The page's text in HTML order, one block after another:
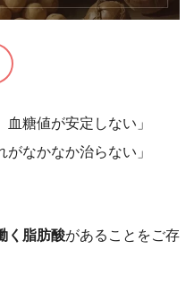
血糖値が安定しない」
がなかなか治らない」
く脂肪酸があることをご存